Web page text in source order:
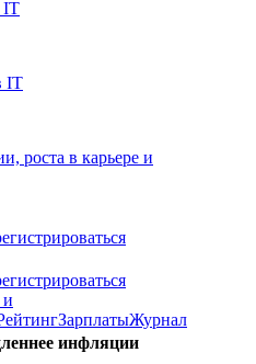
IT
IT
роста в карьере и
ЗарплатыЖурнал
инфляции